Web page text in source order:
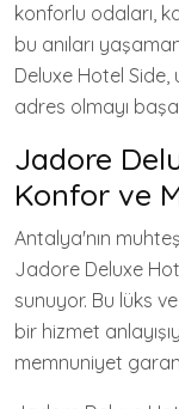
konforlu odaları,
bu anıları
Deluxe Hotel
adres olmayı
Jadore
Konfor ve
Antalya'nın
Jadore Deluxe
sunuyor. Bu lüks
bir hizmet
memnuniyet